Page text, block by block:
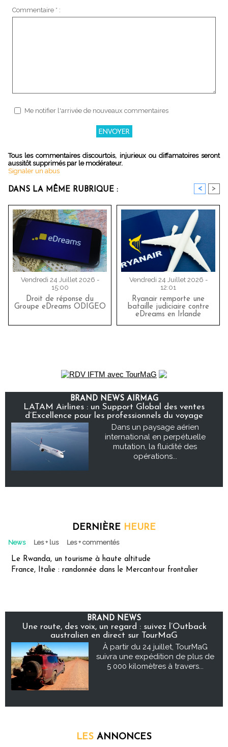
Commentaire * :
Me notifier l'arrivée de nouveaux commentaires
Tous les commentaires discourtois, injurieux ou diffamatoires seront
aussitôt supprimés par le modérateur.
Signaler un abus
DANS LA MÊME RUBRIQUE : < >
Vendredi 24 Juillet 2026 -
15:00
Droit de réponse du
Groupe eDreams ODIGEO
Vendredi 24 Juillet 2026 -
12:01
Ryanair remporte une
bataille judiciaire contre
eDreams en Irlande
BRAND NEWS AIRMAG
LATAM Airlines : un Support Global des ventes
d’Excellence pour les professionnels du voyage
Dans un paysage aérien
international en perpétuelle
mutation, la fluidité des
opérations...
DERNIÈRE HEURE
News Les + lus Les + commentés
Le Rwanda, un tourisme à haute altitude
France, Italie : randonnée dans le Mercantour frontalier
BRAND NEWS
Une route, des voix, un regard : suivez l’Outback
australien en direct sur TourMaG
À partir du 24 juillet, TourMaG
suivra une expédition de plus de
5 000 kilomètres à travers...
LES ANNONCES